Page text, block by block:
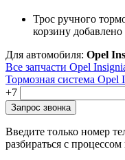
Трос ручного
корзину добавлено
Для автомобиля: Opel
Все запчасти Opel
Тормозная система Opel
+7
Введите только номер
разбираться с